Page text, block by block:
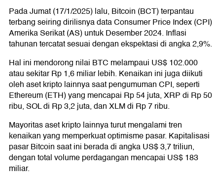
Pada Jumat (17/1/2025) lalu, Bitcoin (BCT) terpantau
terbang seiring dirilisnya data Consumer Price Index (CPI)
Amerika Serikat (AS) untuk Desember 2024. Inflasi
tahunan tercatat sesuai dengan ekspektasi di angka 2,9%.
Hal ini mendorong nilai BTC melampaui US$ 102.000
atau sekitar Rp 1,6 miliar lebih. Kenaikan ini juga diikuti
oleh aset kripto lainnya saat pengumuman CPI, seperti
Ethereum (ETH) yang mencapai Rp 54 juta, XRP di Rp 50
ribu, SOL di Rp 3,2 juta, dan XLM di Rp 7 ribu.
Mayoritas aset kripto lainnya turut mengalami tren
kenaikan yang memperkuat optimisme pasar. Kapitalisasi
pasar Bitcoin saat ini berada di angka US$ 3,7 triliun,
dengan total volume perdagangan mencapai US$ 183
miliar.